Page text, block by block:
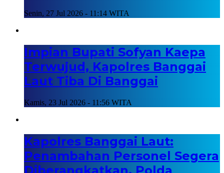
Senin, 27 Jul 2026 - 11:14 WITA
Impian Bupati Sofyan Kaepa
Terwujud, Kapolres Banggai
Laut Tiba Di Banggai
Kamis, 23 Jul 2026 - 11:56 WITA
Kapolres Banggai Laut:
Penambahan Personel Segera